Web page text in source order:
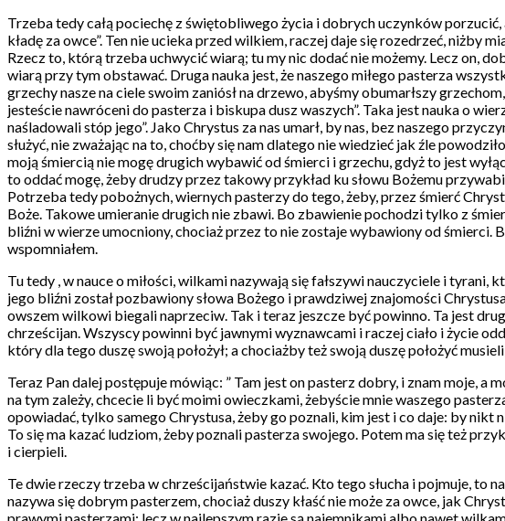
Trzeba tedy całą pociechę z świętobliwego życia i dobrych uczynków
kładę za owce”. Ten nie ucieka przed wilkiem, raczej daje się rozedrzeć, niżby
Rzecz to, którą trzeba uchwycić wiarą; tu my nic dodać nie możemy. Lecz on,
wiarą przy tym obstawać. Druga nauka jest, że naszego miłego pasterza
grzechy nasze na ciele swoim zaniósł na drzewo, abyśmy obumarłszy
jesteście nawróceni do pasterza i biskupa dusz waszych”. Taka jest nauka o
naśladowali stóp jego”. Jako Chrystus za nas umarł, by nas, bez naszego
służyć, nie zważając na to, choćby się nam dlatego nie wiedzieć jak źle
moją śmiercią nie mogę drugich wybawić od śmierci i grzechu, gdyż to jest
to oddać mogę, żeby drudzy przez takowy przykład ku słowu Bożemu
Potrzeba tedy pobożnych, wiernych pasterzy do tego, żeby, przez śmierć
Boże. Takowe umieranie drugich nie zbawi. Bo zbawienie pochodzi tylko z
bliźni w wierze umocniony, chociaż przez to nie zostaje wybawiony od śmierci.
wspomniałem.
Tu tedy , w nauce o miłości, wilkami nazywają się fałszywi nauczyciele i
jego bliźni został pozbawiony słowa Bożego i prawdziwej znajomości
owszem wilkowi biegali naprzeciw. Tak i teraz jeszcze być powinno. Ta jest
chrześcijan. Wszyscy powinni być jawnymi wyznawcami i raczej ciało i życie
który dla tego duszę swoją położył; a chociażby też swoją duszę położyć
Teraz Pan dalej postępuje mówiąc: ” Tam jest on pasterz dobry, i znam moje, a
na tym zależy, chcecie li być moimi owieczkami, żebyście mnie waszego
opowiadać, tylko samego Chrystusa, żeby go poznali, kim jest i co daje: by nikt
To się ma kazać ludziom, żeby poznali pasterza swojego. Potem ma się też
i cierpieli.
Te dwie rzeczy trzeba w chrześcijaństwie kazać. Kto tego słucha i pojmuje, to
nazywa się dobrym pasterzem, chociaż duszy kłaść nie może za owce, jak